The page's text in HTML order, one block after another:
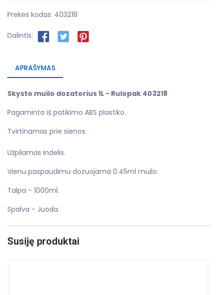
Prekės kodas: 403218
Dalintis:
APRAŠYMAS
Skysto muilo dozatorius 1L - Rulopak 403218
Pagaminta iš patikimo ABS plastiko.
Tvirtinamas prie sienos.
Užpilamas indelis.
Vienu paspaudimu dozuojama 0.45ml muilo.
Talpa - 1000ml.
Spalva - Juoda.
Susiję produktai